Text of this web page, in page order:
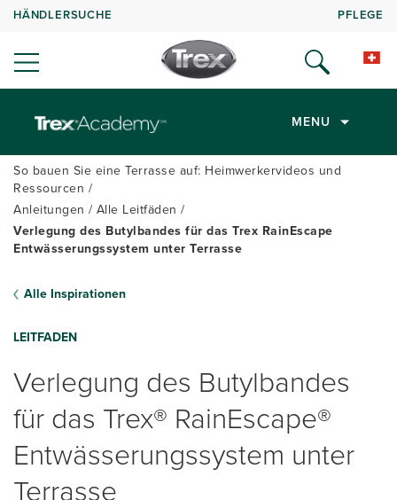
HÄNDLERSUCHE PFLEGE
MENU
So bauen Sie eine Terrasse auf: Heimwerkervideos und
Ressourcen
Anleitungen
Alle Leitfäden
Verlegung des Butylbandes für das Trex RainEscape
Entwässerungssystem unter Terrasse
Alle Inspirationen
LEITFADEN
Verlegung des Butylbandes
für das Trex® RainEscape®
Entwässerungssystem unter
Terrasse